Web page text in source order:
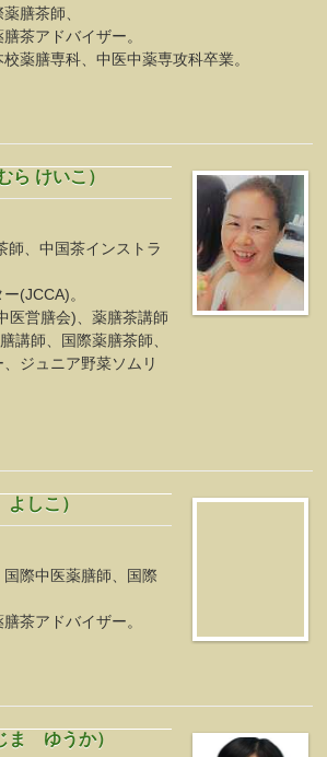
膳茶師、
茶アドバイザー。
薬膳専科、中医中薬専攻科卒業。
ら けいこ）
師、中国茶インストラ
(JCCA)。
医営膳会)、薬膳茶講師
講師、国際薬膳茶師、
ジュニア野菜ソムリ
しこ）
際中医薬膳師、国際
茶アドバイザー。
ま ゆうか）